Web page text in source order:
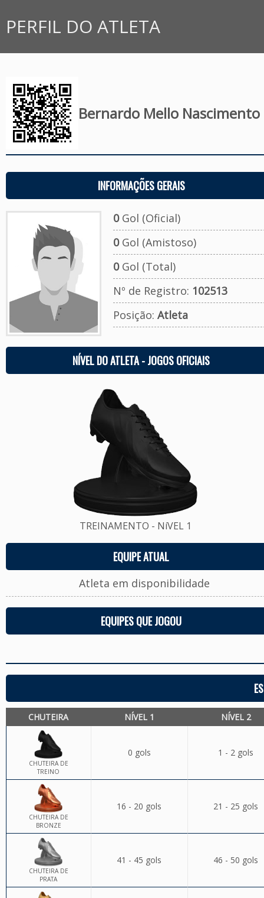
PERFIL DO ATLETA
Bernardo Mello Nascimento
INFORMAÇÕES GERAIS
0Gol (Oficial)
0Gol (Amistoso)
0Gol (Total)
Nº de Registro: 102513
Posição: Atleta
NÍVEL DO ATLETA - JOGOS OFICIAIS
TREINAMENTO - NíVEL 1
EQUIPE ATUAL
Atleta em disponibilidade
EQUIPES QUE JOGOU
CHUTEIRA NÍVEL 1 NÍVEL 2
CHUTEIRA DE
TREINO
0 gols 1 - 2 gols
CHUTEIRA DE
BRONZE
16 - 20 gols 21 - 25 gols
CHUTEIRA DE
PRATA
41 - 45 gols 46 - 50 gols